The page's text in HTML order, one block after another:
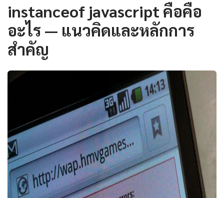
instanceof javascript คือคือ
อะไร — แนวคิดและหลักการ
สำคัญ